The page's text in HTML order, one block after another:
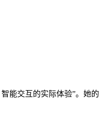
能交互的实际体验”。她的